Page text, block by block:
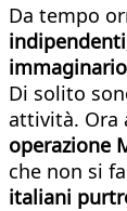
Da tempo
Di solito
attività. Ora
operazione
che non si
italiani